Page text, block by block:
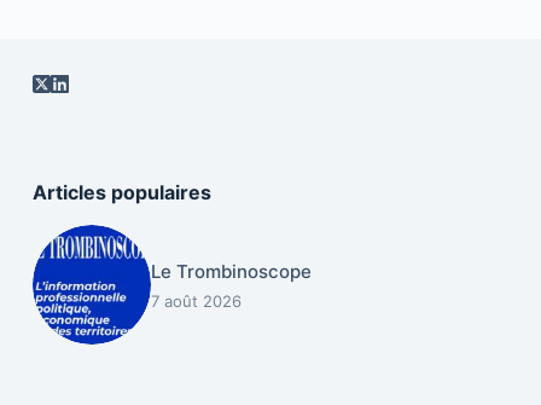
Articles populaires
Le Trombinoscope
7 août 2026